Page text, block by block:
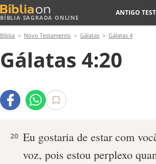
BÍBLIA SAGRADA ONLINE
ANTIGO
Bíblia Novo Testamento Gálatas Gálatas 4
Gálatas 4:20
20 Eu gostaria de estar com
voz, pois estou perplexo